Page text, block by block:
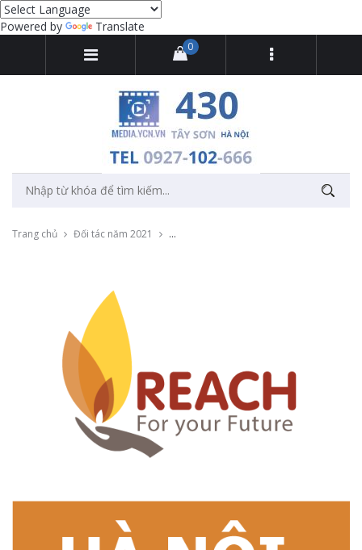
Powered by Translate
0
Trang chủ Đối tác năm 2021 Livestream khai giảng trực tuyến cho các